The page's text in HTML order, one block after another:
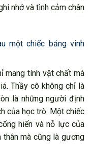
nhớ và tình cảm chân
một chiếc bảng vinh
mang tính vật chất mà
Thầy cô không chỉ là
là những người định
của học trò. Một chiếc
hiến và nỗ lực của
mà cũng là gương